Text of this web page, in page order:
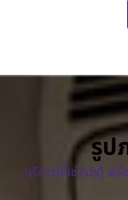
รูป
บริการให้เช่ารถตู้ พ